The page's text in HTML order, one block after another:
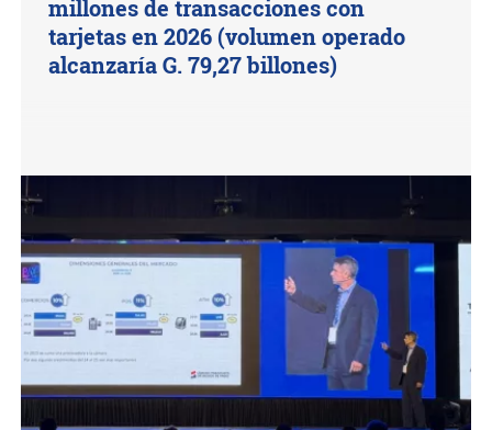
millones de transacciones con
tarjetas en 2026 (volumen operado
alcanzaría G. 79,27 billones)